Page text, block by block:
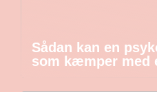
Sådan kan en
som kæmper med